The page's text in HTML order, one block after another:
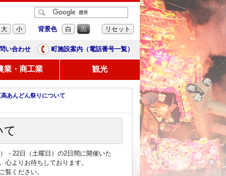
大 小 背景色 白 黒 リセット
い合わせ 町施設案内（電話番号一覧）
業・商工業 観光
あんどん祭りについて
・22日（土曜日）の2日間に開催いた
よりお待ちしております。
覧ください。